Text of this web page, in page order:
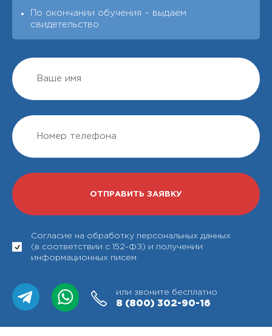
По окончании обучения – выдаeм
свидетельство
Согласие на обработку персональных данных
(в соответствии с 152-ФЗ) и получении
информационных писем
или звоните бесплатно
8 (800) 302-90-16